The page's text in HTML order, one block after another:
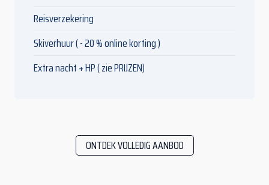
Reisverzekering
Skiverhuur ( - 20 % online korting )
Extra nacht + HP ( zie PRIJZEN)
ONTDEK VOLLEDIG AANBOD